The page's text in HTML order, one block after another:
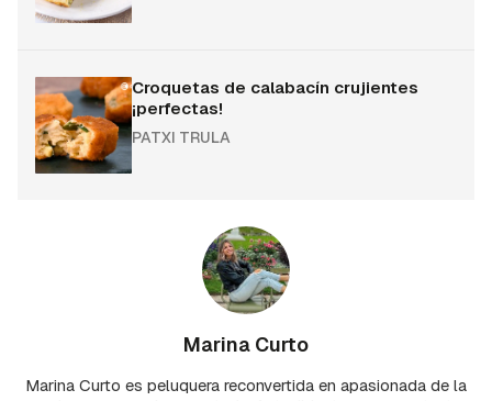
Croquetas de calabacín crujientes
¡perfectas!
PATXI TRULA
Marina Curto
Marina Curto es peluquera reconvertida en apasionada de la